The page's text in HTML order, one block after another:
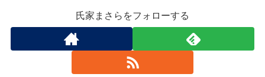
氏家まさらをフォローする